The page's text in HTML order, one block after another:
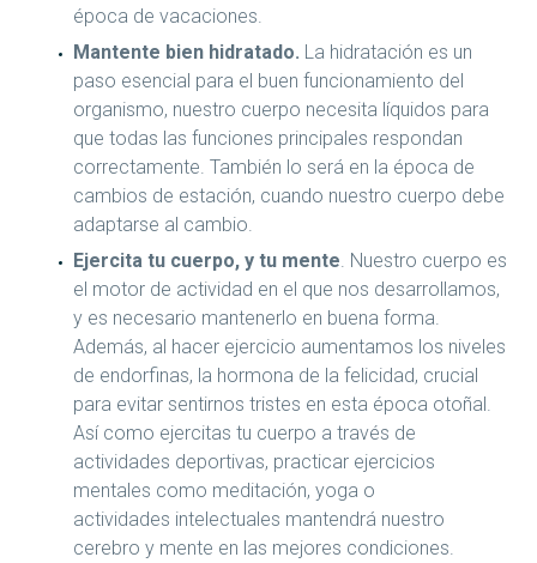
época de vacaciones.
Mantente bien hidratado. La hidratación es un
paso esencial para el buen funcionamiento del
organismo, nuestro cuerpo necesita líquidos para
que todas las funciones principales respondan
correctamente. También lo será en la época de
cambios de estación, cuando nuestro cuerpo debe
adaptarse al cambio.
Ejercita tu cuerpo, y tu mente . Nuestro cuerpo es
el motor de actividad en el que nos desarrollamos,
y es necesario mantenerlo en buena forma.
Además, al hacer ejercicio aumentamos los niveles
de endorfinas, la hormona de la felicidad, crucial
para evitar sentirnos tristes en esta época otoñal.
Así como ejercitas tu cuerpo a través de
actividades deportivas, practicar ejercicios
mentales como meditación, yoga o
actividades intelectuales mantendrá nuestro
cerebro y mente en las mejores condiciones.